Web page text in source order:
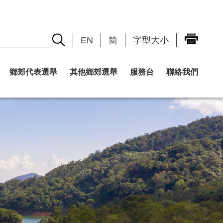
EN 简 字型大小
鄉郊代表選舉 其他鄉郊選舉 服務台 聯絡我們